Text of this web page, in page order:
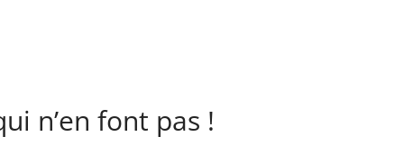
n’en font pas !